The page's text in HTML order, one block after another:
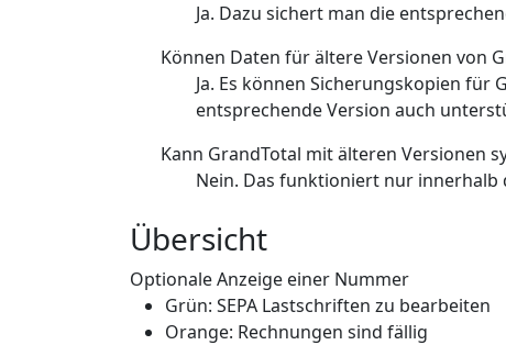
Ja. Dazu sichert man die
Können Daten für ältere Versionen von
Ja. Es können Sicherungskopien
entsprechende Version auch
Kann GrandTotal mit älteren Versionen
Nein. Das funktioniert nur innerhalb
Übersicht
Optionale Anzeige einer Nummer
Grün: SEPA Lastschriften zu bearbeiten
Orange: Rechnungen sind fällig